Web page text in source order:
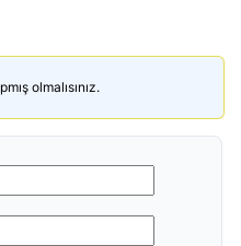
olmalısınız.